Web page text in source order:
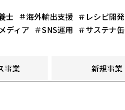
士 ＃海外輸出支援 ＃レシピ開発
ディア ＃SNS運用 ＃サステナ缶
事業 新規事業